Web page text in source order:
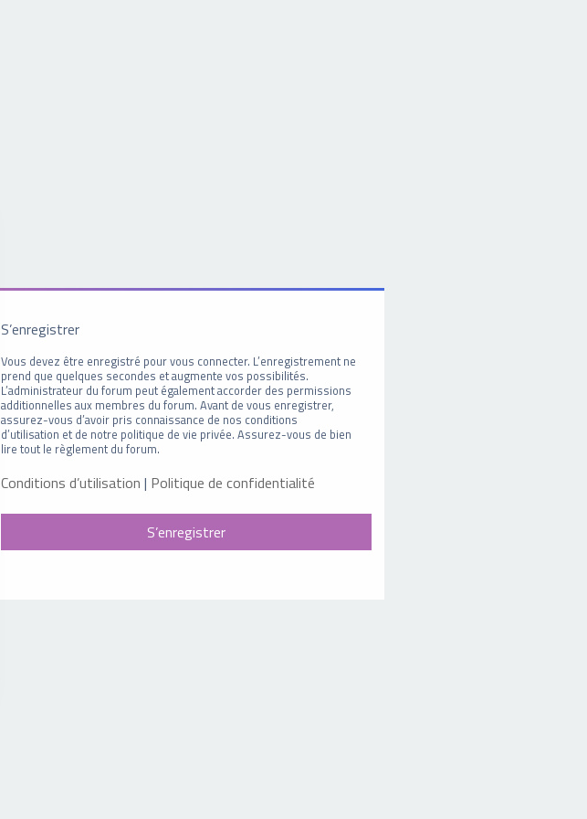
S’enregistrer
Vous devez être enregistré pour vous connecter. L’enregistrement ne
prend que quelques secondes et augmente vos possibilités.
L’administrateur du forum peut également accorder des permissions
additionnelles aux membres du forum. Avant de vous enregistrer,
assurez-vous d’avoir pris connaissance de nos conditions
d’utilisation et de notre politique de vie privée. Assurez-vous de bien
lire tout le règlement du forum.
Conditions d’utilisation | Politique de confidentialité
S’enregistrer